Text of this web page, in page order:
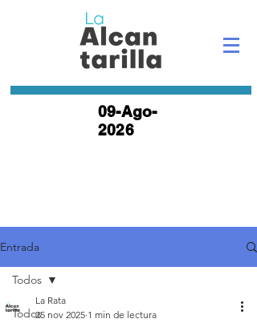
09-Ago-
2026
Entrada
Todos
Todos
La Rata
25 nov 2025 1 min de lectura